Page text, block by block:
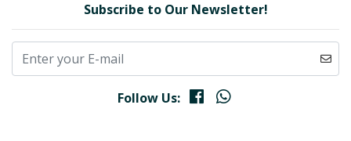
Subscribe to Our Newsletter!
Follow Us: